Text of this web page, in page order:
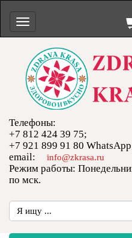
Toggle
navigation
Телефоны:
+7 812 424 39 75;
+7 921 899 91 80
email:
info@zkrasa.ru
Режим работы:
по мск.